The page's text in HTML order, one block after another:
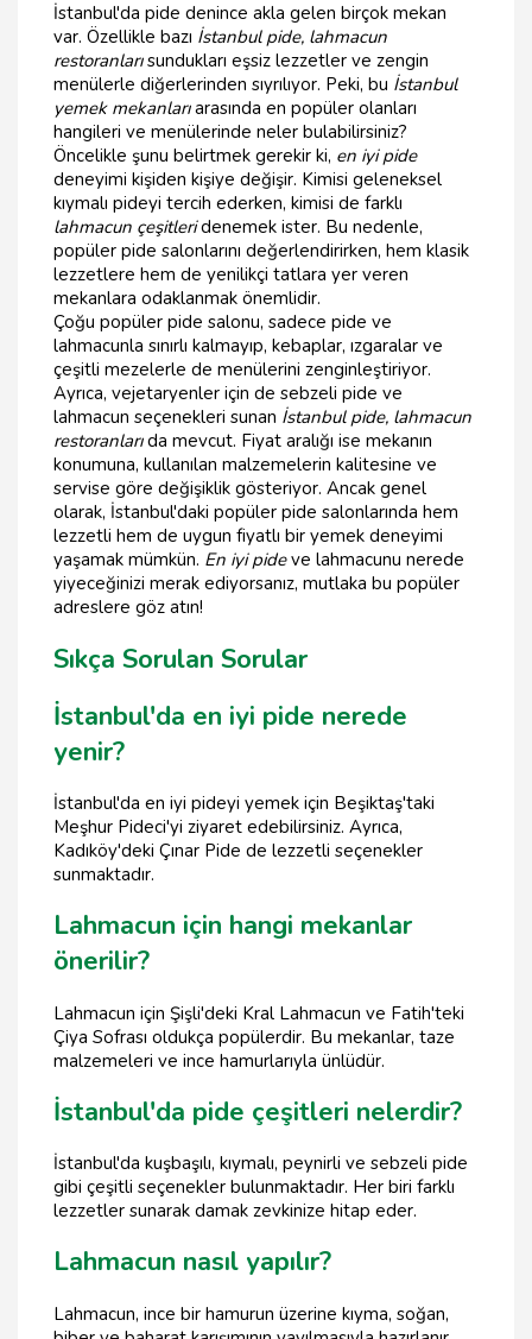
İstanbul'da pide denince akla gelen birçok mekan
var. Özellikle bazı İstanbul pide, lahmacun
restoranlarısundukları eşsiz lezzetler ve zengin
menülerle diğerlerinden sıyrılıyor. Peki, bu İstanbul
yemek mekanlarıarasında en popüler olanları
hangileri ve menülerinde neler bulabilirsiniz?
Öncelikle şunu belirtmek gerekir ki, en iyi pide
deneyimi kişiden kişiye değişir. Kimisi geleneksel
kıymalı pideyi tercih ederken, kimisi de farklı
lahmacun çeşitleridenemek ister. Bu nedenle,
popüler pide salonlarını değerlendirirken, hem klasik
lezzetlere hem de yenilikçi tatlara yer veren
mekanlara odaklanmak önemlidir.
Çoğu popüler pide salonu, sadece pide ve
lahmacunla sınırlı kalmayıp, kebaplar, ızgaralar ve
çeşitli mezelerle de menülerini zenginleştiriyor.
Ayrıca, vejetaryenler için de sebzeli pide ve
lahmacun seçenekleri sunan İstanbul pide, lahmacun
restoranlarıda mevcut. Fiyat aralığı ise mekanın
konumuna, kullanılan malzemelerin kalitesine ve
servise göre değişiklik gösteriyor. Ancak genel
olarak, İstanbul'daki popüler pide salonlarında hem
lezzetli hem de uygun fiyatlı bir yemek deneyimi
yaşamak mümkün. En iyi pideve lahmacunu nerede
yiyeceğinizi merak ediyorsanız, mutlaka bu popüler
adreslere göz atın!
Sıkça Sorulan Sorular
İstanbul'da en iyi pide nerede
yenir?
İstanbul'da en iyi pideyi yemek için Beşiktaş'taki
Meşhur Pideci'yi ziyaret edebilirsiniz. Ayrıca,
Kadıköy'deki Çınar Pide de lezzetli seçenekler
sunmaktadır.
Lahmacun için hangi mekanlar
önerilir?
Lahmacun için Şişli'deki Kral Lahmacun ve Fatih'teki
Çiya Sofrası oldukça popülerdir. Bu mekanlar, taze
malzemeleri ve ince hamurlarıyla ünlüdür.
İstanbul'da pide çeşitleri nelerdir?
İstanbul'da kuşbaşılı, kıymalı, peynirli ve sebzeli pide
gibi çeşitli seçenekler bulunmaktadır. Her biri farklı
lezzetler sunarak damak zevkinize hitap eder.
Lahmacun nasıl yapılır?
Lahmacun, ince bir hamurun üzerine kıyma, soğan,